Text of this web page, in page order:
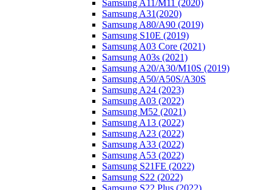
Samsung A11/M11 (2020)
Samsung A31(2020)
Samsung A80/A90 (2019)
Samsung S10E (2019)
Samsung A03 Core (2021)
Samsung A03s (2021)
Samsung A20/A30/M10S (2019)
Samsung A50/A50S/A30S
Samsung A24 (2023)
Samsung A03 (2022)
Samsung M52 (2021)
Samsung A13 (2022)
Samsung A23 (2022)
Samsung A33 (2022)
Samsung A53 (2022)
Samsung S21FE (2022)
Samsung S22 (2022)
Samsung S22 Plus (2022)